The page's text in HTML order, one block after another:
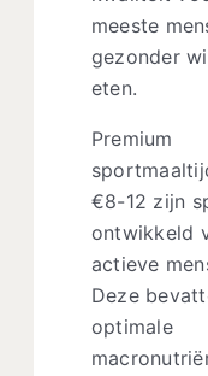
meeste
gezonder
eten.
Premium
€8-12 zijn
ontwikkeld
actieve
Deze
optimale